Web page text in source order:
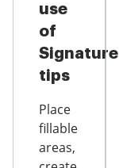
use
of
Signature
tips
Place
fillable
areas,